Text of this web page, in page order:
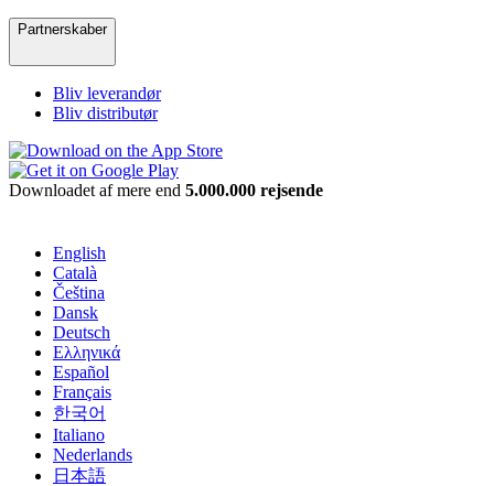
Partnerskaber
Bliv leverandør
Bliv distributør
Downloadet af mere end 5.000.000 rejsende
English
Català
Čeština
Dansk
Deutsch
Ελληνικά
Español
Français
한국어
Italiano
Nederlands
日本語